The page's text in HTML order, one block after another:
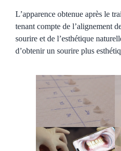
L’apparence obtenue après le
tenant compte de l’alignement
sourire et de l’esthétique
d’obtenir un sourire plus